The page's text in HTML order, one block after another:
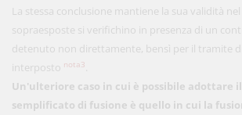
La stessa conclusione mantiene la sua validità
sopraesposte si verifichino in presenza di un
detenuto non direttamente, bensì per il tramite
interposto nota3
Un'ulteriore caso in cui è possibile adottare
semplificato di fusione è quello in cui la